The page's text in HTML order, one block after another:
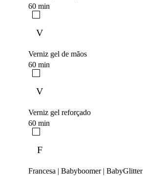
60 min
V
Verniz gel de mãos
60 min
V
Verniz gel reforçado
60 min
F
Francesa | Babyboomer | BabyGlitter